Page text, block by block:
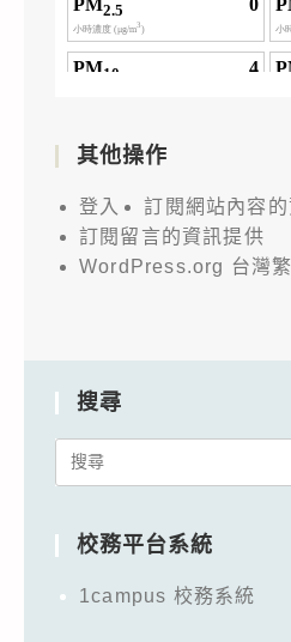
其他操作
登入
訂閱網站內容
訂閱留言的資訊提供
WordPress.org 台灣
搜尋
Search
校務平台系統
1campus 校務系統